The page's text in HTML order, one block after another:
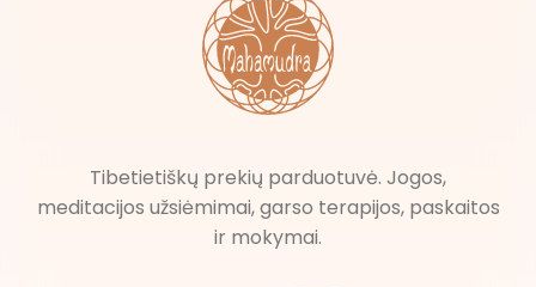
Tibetietiškų prekių parduotuvė. Jogos,
meditacijos užsiėmimai, garso terapijos, paskaitos
ir mokymai.